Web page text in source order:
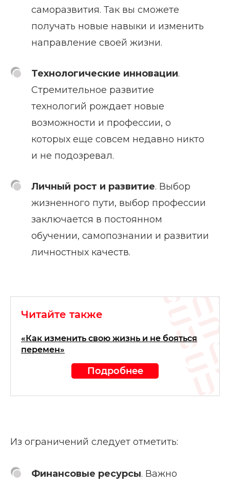
саморазвития. Так вы сможете
получать новые навыки и изменить
направление своей жизни.
Технологические инновации.
Стремительное развитие
технологий рождает новые
возможности и профессии, о
которых еще совсем недавно никто
и не подозревал.
Личный рост и развитие. Выбор
жизненного пути, выбор профессии
заключается в постоянном
обучении, самопознании и развитии
личностных качеств.
Читайте также
«Как изменить свою жизнь и не бояться
перемен»
Подробнее
Из ограничений следует отметить:
Финансовые ресурсы. Важно